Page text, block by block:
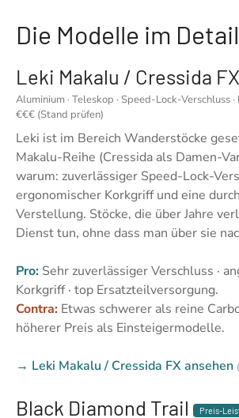
Die Modelle im Detail
Leki Makalu / Cressida FX
Aluminium · Teleskop · Speed-Lock-Verschluss
€€€ (Stand prüfen)
Leki ist im Bereich Wanderstöcke
Makalu-Reihe (Cressida als Damen-
warum: zuverlässiger Speed-Lock-
ergonomischer Korkgriff und eine
Verstellung. Stöcke, die über Jahre
Dienst tun, ohne dass man über sie
Pro: Sehr zuverlässiger Verschluss ·
Korkgriff · top Ersatzteilversorgung.
Contra: Etwas schwerer als reine
höherer Preis als Einsteigermodelle.
→ Leki Makalu / Cressida FX ansehen
Black Diamond Trail Preis-